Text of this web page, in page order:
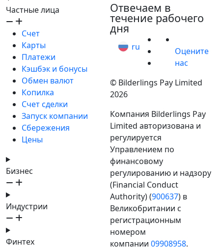
Частные лица
Счет
Карты
Платежи
Кэшбэк и бонусы
Обмен валют
Копилка
Счет сделки
Запуск компании
Сбережения
Цены
Бизнес
Индустрии
Финтех
Отвечаем в
течение рабочего
дня
ru
Оцените
нас
© Bilderlings Pay Limited
2026
Компания Bilderlings Pay
Limited авторизована и
регулируется
Управлением по
финансовому
регулированию и надзору
(Financial Conduct
Authority) (900637) в
Великобритании с
регистрационным
номером
компании 09908958.